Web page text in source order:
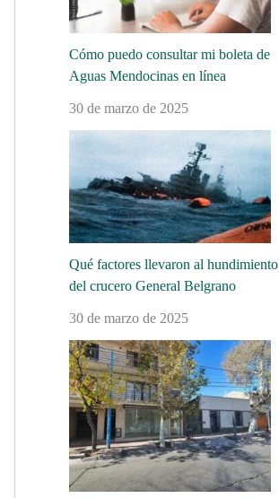
Cómo puedo consultar mi boleta de
Aguas Mendocinas en línea
30 de marzo de 2025
Qué factores llevaron al hundimiento
del crucero General Belgrano
30 de marzo de 2025